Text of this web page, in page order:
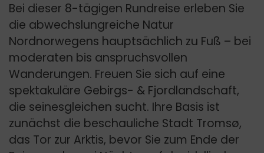
Bei dieser 8-tägigen Rundreise erleben Sie
die abwechslungreiche Natur
Nordnorwegens hauptsächlich zu Fuß – bei
moderaten bis anspruchsvollen
Wanderungen. Freuen Sie sich auf eine
spektakuläre Gebirgs- & Fjordlandschaft,
die seinesgleichen sucht. Ihre Basis ist
zunächst die beschauliche Stadt Tromsø,
das Tor zur Arktis, bevor Sie zum Ende der